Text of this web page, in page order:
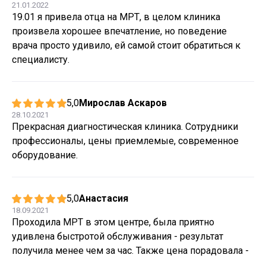
21.01.2022
19.01 я привела отца на МРТ, в целом клиника
произвела хорошее впечатление, но поведение
врача просто удивило, ей самой стоит обратиться к
специалисту.
5,0Мирослав Аскаров
28.10.2021
Прекрасная диагностическая клиника. Сотрудники
профессионалы, цены приемлемые, современное
оборудование.
5,0Анастасия
18.09.2021
Проходила МРТ в этом центре, была приятно
удивлена быстротой обслуживания - результат
получила менее чем за час. Также цена порадовала -